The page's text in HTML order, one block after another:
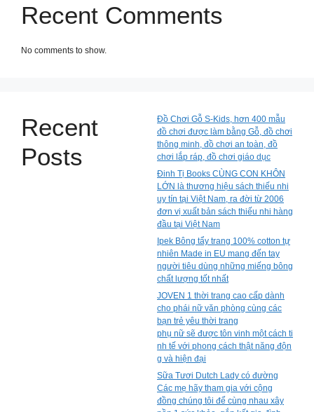
Recent Comments
No comments to show.
Recent
Posts
Đồ Chơi Gỗ S-Kids, hơn 400 mẫu
đồ chơi được làm bằng Gỗ, đồ chơi
thông minh, đồ chơi an toàn, đồ
chơi lắp ráp, đồ chơi giáo dục
Đinh Tị Books CÙNG CON KHÔN
LỚN là thương hiệu sách thiếu nhi
uy tín tại Việt Nam, ra đời từ 2006
đơn vị xuất bản sách thiếu nhi hàng
đầu tại Việt Nam
Ipek Bông tẩy trang 100% cotton tự
nhiên Made in EU mang đến tay
người tiêu dùng những miếng bông
chất lượng tốt nhất
JOVEN 1 thời trang cao cấp dành
cho phái nữ văn phòng cùng các
bạn trẻ yêu thời trang
phụ nữ sẽ được tôn vinh một cách ti
nh tế với phong cách thật năng độn
g và hiện đại
Sữa Tươi Dutch Lady có đường
Các mẹ hãy tham gia với cộng
đồng chúng tôi để cùng nhau xây